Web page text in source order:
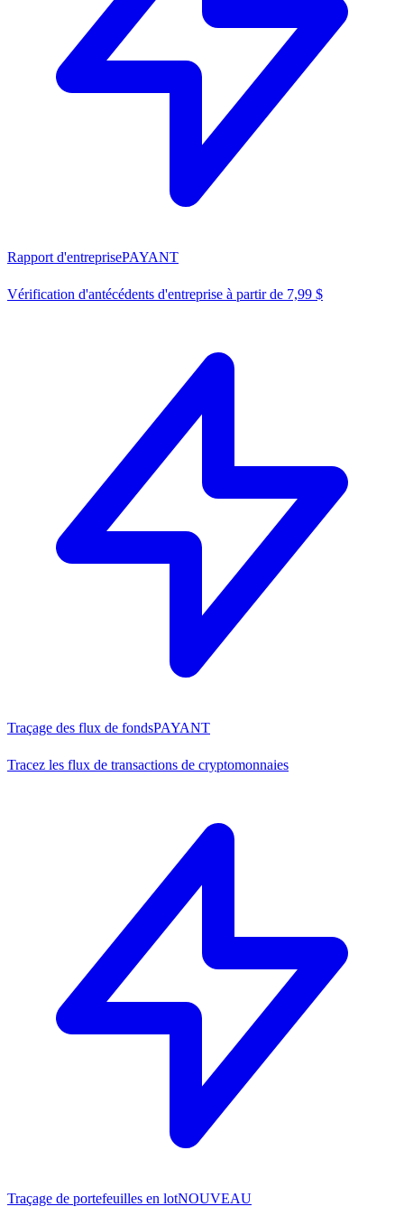
Rapport d'entreprisePAYANT
Vérification d'antécédents d'entreprise à partir de 7,99 $
Traçage des flux de fondsPAYANT
Tracez les flux de transactions de cryptomonnaies
Traçage de portefeuilles en lotNOUVEAU